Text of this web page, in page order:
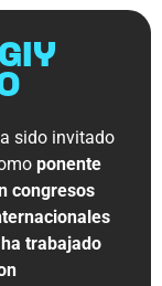
sido invitado
ponente
congresos
trabajado